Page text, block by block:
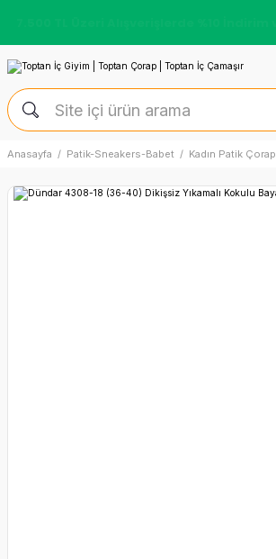
Anasayfa Patik-Sneakers-Babet Kadın Patik Çorap